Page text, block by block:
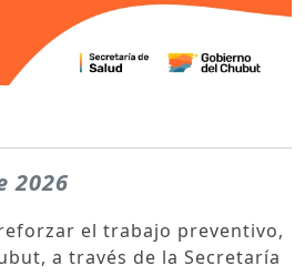
2026
el trabajo preventivo,
a través de la Secretaría